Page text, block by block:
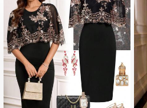
4.87 36K ผู้ติดตาม
4.87 36K ผู้ติดตาม
4.87 36K ผู้ติดตาม